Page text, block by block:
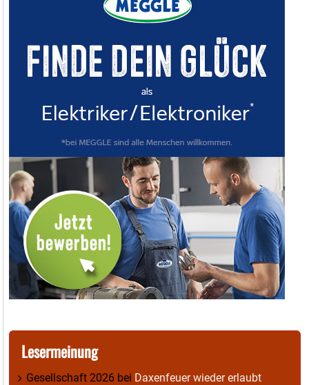
Lesermeinung
Gesellschaft 2026 bei Daxenfeuer wieder erlaubt